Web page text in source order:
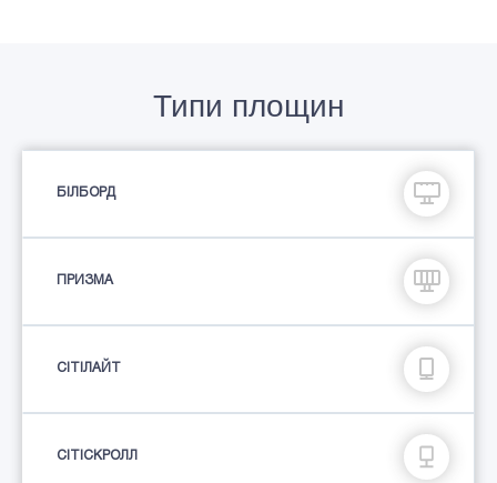
Типи площин
БІЛБОРД
ПРИЗМА
СIТIЛАЙТ
СІТІСКРОЛЛ